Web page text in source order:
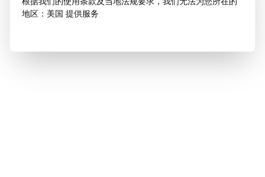
地区：美国 提供服务